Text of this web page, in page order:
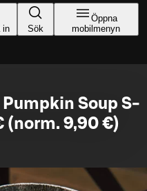
in Sök
Öppna
mobilmenyn
Soup S-
(norm. 9,90 €)